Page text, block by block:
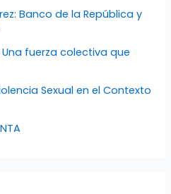
Banco de la República y
fuerza colectiva que
Sexual en el Contexto